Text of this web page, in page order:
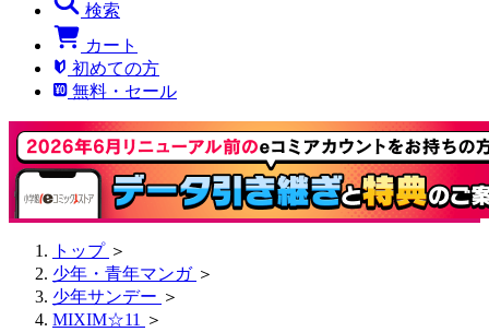
検索
カート
初めての方
無料・セール
トップ ＞
少年・青年マンガ ＞
少年サンデー ＞
MIXIM☆11
＞